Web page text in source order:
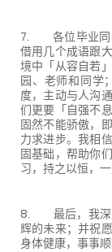
7. 各位毕业同
借用几个成语跟
境中「从容自若
园、老师和同学
度，主动与人沟
们更要「自强不
固然不能骄傲，
力求进步。我相
固基础，帮助你
习，持之以恒，
8. 最后，我深
辉的未来；并祝
身体健康，事事顺